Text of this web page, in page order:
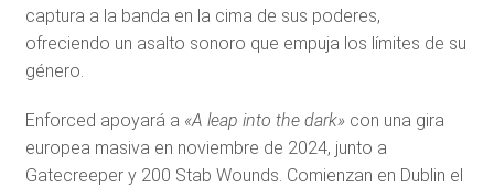
captura a la banda en la cima de sus poderes,
ofreciendo un asalto sonoro que empuja los límites de su
género.
Enforced apoyará a «A leap into the dark»con una gira
europea masiva en noviembre de 2024, junto a
Gatecreeper y 200 Stab Wounds. Comienzan en Dublin el